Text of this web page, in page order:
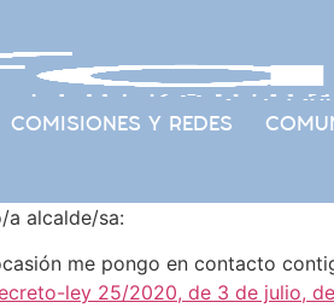
COMISIONES Y REDES
a alcalde/sa:
me pongo en contacto
ley 25/2020, de 3 de julio,